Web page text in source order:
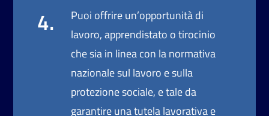
4.
Puoi offrire un’opportunità di
lavoro, apprendistato o tirocinio
che sia in linea con la normativa
nazionale sul lavoro e sulla
protezione sociale, e tale da
garantire una tutela lavorativa e